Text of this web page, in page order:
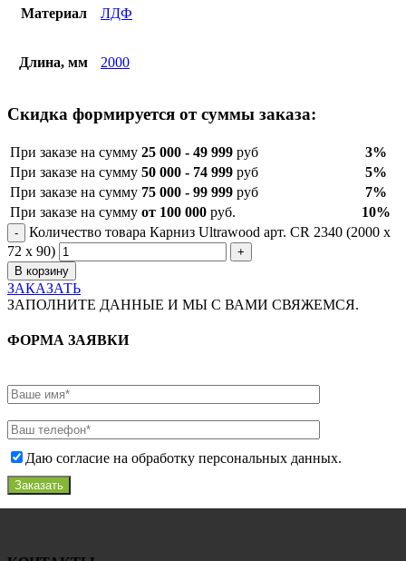
Материал ЛДФ
Длина, мм 2000
Скидка формируется от суммы заказа:
При заказе на сумму 25 000 - 49 999 руб
3%
При заказе на сумму 50 000 - 74 999 руб
5%
При заказе на сумму 75 000 - 99 999 руб
7%
При заказе на сумму от 100 000 руб.
10%
Количество товара Карниз Ultrawood арт. CR 2340 (2000 х
72 х 90)
В корзину
ЗАКАЗАТЬ
ЗАПОЛНИТЕ ДАННЫЕ И МЫ С ВАМИ СВЯЖЕМСЯ.
ФОРМА ЗАЯВКИ
Даю согласие на обработку персональных данных.
Заказать